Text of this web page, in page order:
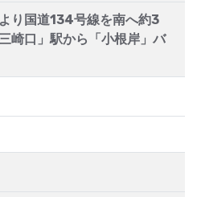
り国道134号線を南へ約3
崎口」駅から「小根岸」バ